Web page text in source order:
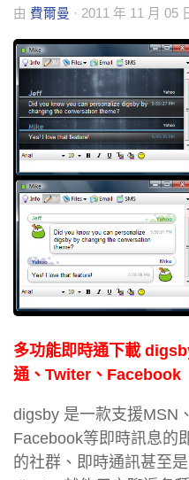
由 費爾曼 · 2011 年 11 月 05
多功能即時通下載
通、Twiter、Facebook
digsby 是一款支援MSN
Facebook等即時訊息的
的社群、即時通訊甚至